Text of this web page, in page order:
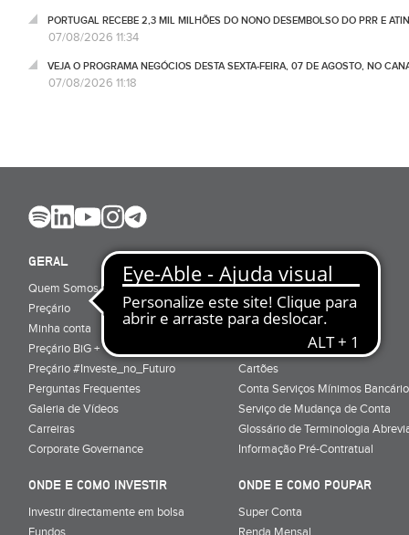
PORTUGAL RECEBE 2,3 MIL MILHÕES DO NONO DESEMBOLSO DO PRR E
07/08/2026 11:34
VEJA O PROGRAMA NEGÓCIOS DESTA SEXTA-FEIRA, 07 DE AGOSTO, NO
07/08/2026 11:18
GERAL
Quem Somos
Preçário
Minha conta
Preçário BiG +
Preçário #Investe_no_Futuro
Perguntas Frequentes
Galeria de Vídeos
Carreiras
Corporate Governance
Porquê ser cliente
Particulares
Júnior (sub-18)
Cartões
Conta Serviços Mínimos
Serviço de Mudança de Conta
Glossário de Terminologia
Informação Pré-Contratual
ONDE E COMO INVESTIR
Investir directamente em bolsa
Fundos
ONDE E COMO POUPAR
Super Conta
Renda Mensal